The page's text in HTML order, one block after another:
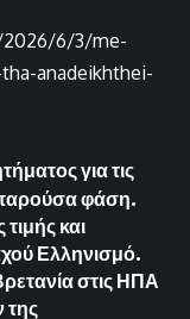
6/3/me-
anadeikhthei-
για τις
φάση.
και
Ελληνισμό.
στις ΗΠΑ
της